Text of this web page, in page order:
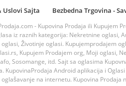
Uslovi Sajta Bezbedna Trgovina -
- Kupovina Prodaja ili Kupujem
iz raznih kategorija: Nekretnine oglasi,
oglasi, Životinje oglasi. Kupujemprodajem
Kupujem Prodajem org, Moji oglasi,
Sosomange, itd. Sajt sa oglasima
KupovinaProdaja Android aplikacija i
na internetu. Kupovina Prodaja